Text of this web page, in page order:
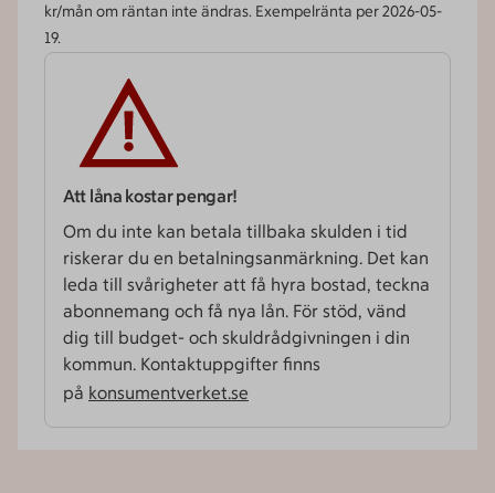
kr/mån om räntan inte ändras. Exempelränta per 2026-05-
19.
Att låna kostar pengar!
Om du inte kan betala tillbaka skulden i tid
riskerar du en betalnings­­anmärkning. Det kan
leda till svårigheter att få hyra bostad, teckna
abonnemang och få nya lån. För stöd, vänd
dig till budget- och skuld­rådgivningen i din
kommun. Kontaktuppgifter finns
på konsumentverket.se